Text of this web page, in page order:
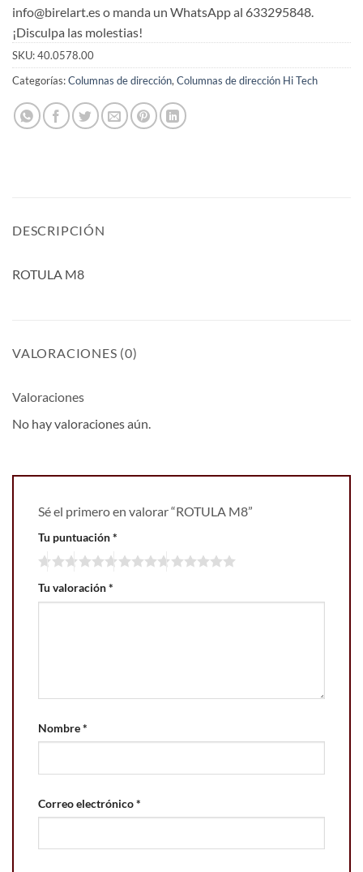
info@birelart.es o manda un WhatsApp al 633295848.
¡Disculpa las molestias!
SKU:40.0578.00
Categorías:Columnas de dirección, Columnas de dirección Hi Tech
DESCRIPCIÓN
ROTULA M8
VALORACIONES (0)
Valoraciones
No hay valoraciones aún.
Sé el primero en valorar “ROTULA M8”
Tu puntuación*
Tu valoración*
Nombre*
Correo electrónico*